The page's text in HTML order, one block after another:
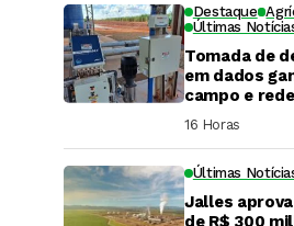
Destaque
Últimas
Tomada de
em dados
campo e
hídrica das
rurais
16 Horas ⁮
Últimas
Jalles
de R$ 300
DaCana Cast